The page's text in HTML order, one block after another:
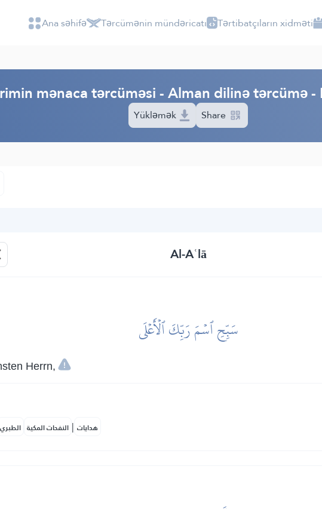
Ana səhifə Tərcümənin mündəricatı Tərtibatçıların xidməti
mənaca tərcüməsi - Alman dilinə tərcümə
Yükləmək Share
Al-Aʿlā
سَبِّحِ ٱسۡمَ رَبِّكَ ٱلۡأَعۡلَى
Herrn,
الطبري النفحات المكية | هدايات